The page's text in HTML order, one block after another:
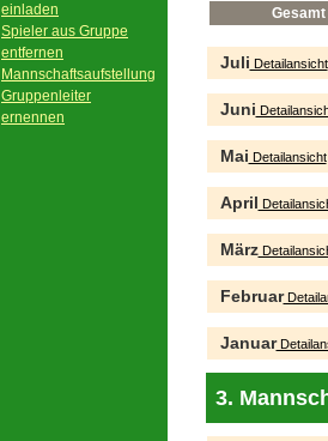
einladen
Spieler aus Gruppe
entfernen
Mannschaftsaufstellung
Gruppenleiter
ernennen
Gesamt
Juli Detailansicht
Juni
Mai Detailansicht
April
März
Februar
Januar
3.